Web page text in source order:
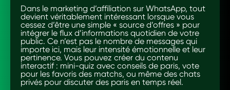
Dans le marketing d’affiliation sur WhatsApp, tout
devient véritablement intéressant lorsque vous
cessez d’être une simple « source d’offres » pour
intégrer le flux d’informations quotidien de votre
public. Ce n’est pas le nombre de messages qui
importe ici, mais leur intensité émotionnelle et leur
pertinence. Vous pouvez créer du contenu
interactif : mini-quiz avec conseils de paris, vote
pour les favoris des matchs, ou même des chats
privés pour discuter des paris en temps réel.